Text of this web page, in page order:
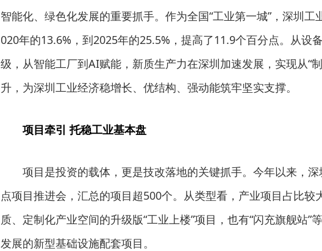
智能化、绿色化发展的重要抓手。作为全国“工业第一城”，深圳工
020年的13.6%，到2025年的25.5%，提高了11.9个百分点。从设
级，从智能工厂到AI赋能，新质生产力在深圳加速发展，实现从“制
升，为深圳工业经济稳增长、优结构、强动能筑牢坚实支撑。
项目牵引 托稳工业基本盘
项目是投资的载体，更是技改落地的关键抓手。今年以来，
点项目推进会，汇总的项目超500个。从类型看，产业项目占比较
质、定制化产业空间的升级版“工业上楼”项目，也有“闪充旗舰站”
发展的新型基础设施配套项目。